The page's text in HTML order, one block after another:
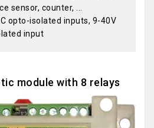
sensor, counter, ...
opto-isolated inputs, 9-40V
input
module with 8 relays